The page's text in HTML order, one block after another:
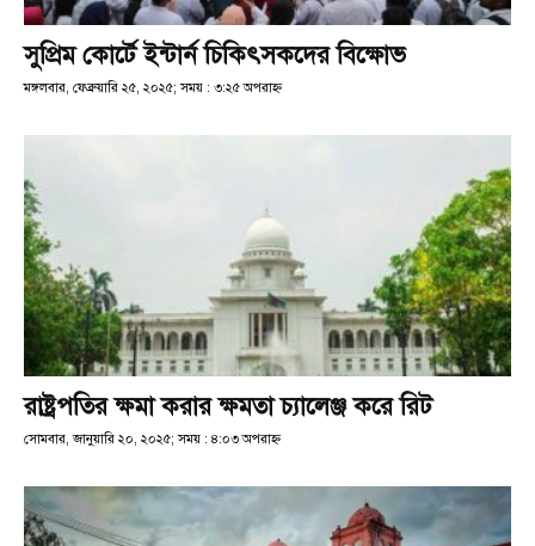
সুপ্রিম কোর্টে ইন্টার্ন চিকিৎসকদের বিক্ষোভ
মঙ্গলবার, ফেব্রুয়ারি ২৫, ২০২৫; সময় : ৩:২৫ অপরাহ্ণ
রাষ্ট্রপতির ক্ষমা করার ক্ষমতা চ্যালেঞ্জ করে রিট
সোমবার, জানুয়ারি ২০, ২০২৫; সময় : ৪:০৩ অপরাহ্ণ